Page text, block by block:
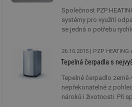
Společnost PZP
systémy pro využití
se jedná o potřebu
odpadního tepla jsou
výroba, energetika
26.10.2015 PZP HEATING
Tepelná čerpadla s
Tepelné čerpadlo
nepřekonatelné z
nároků i životnosti. Při